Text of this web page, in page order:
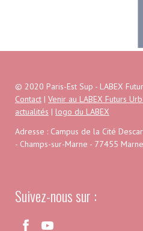
© 2020 Paris-Est Sup - LABEX
Contact | Venir au LABEX Futurs
actualités | logo du LABEX
Adresse : Campus de la Cité
- Champs-sur-Marne - 77455
Suivez-nous sur :